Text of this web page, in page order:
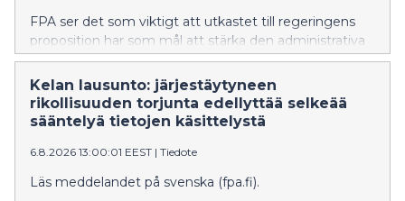
FPA ser det som viktigt att utkastet till regeringens
proposition har som mål att stärka den administrativa
bekämpningen av organiserad brottslighet och
informationsutbytet mellan myndigheterna.
Propositionen ger FPA bättre möjligheter att
upptäcka, förebygga och bekämpa organiserad
FPA anser dock att bestämmelserna om utlämnande,
behandling och utnyttjande av uppgifter måste
kompletteras för att lagstiftningen ska bilda en klar
Kelan lausunto: järjestäytyneen
rikollisuuden torjunta edellyttää selkeää
sääntelyä tietojen käsittelystä
6.8.2026 13:00:01 EEST | Tiedote
Läs meddelandet på svenska (fpa.fi).